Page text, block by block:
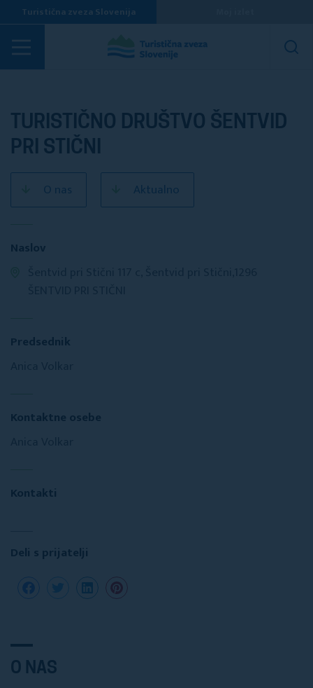
Turistična zveza Slovenija
Turistična društva
TURISTIČNO DRUŠTVO ŠENTVID
PRI STIČNI
O nas Aktualno
Naslov
Predsednik
Kontaktne osebe
Kontakti
Deli s prijatelji
O NAS